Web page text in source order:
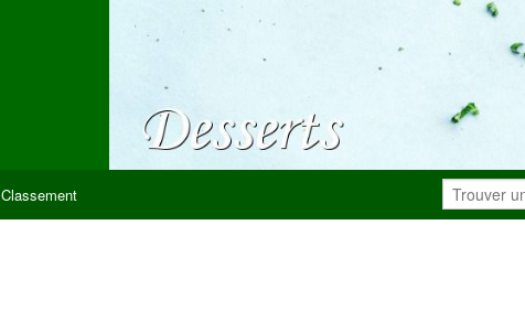
Classement